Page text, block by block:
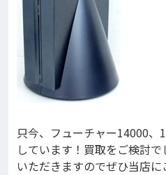
只今、フューチャー14000、
しています！買取をご検討
いただきますのでぜひ当店に